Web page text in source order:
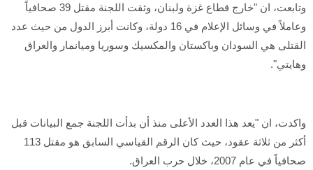
وتابعت، ان "خارج قطاع غزة ولبنان، وثقت اللجنة مقتل 39 صحافياً
وعاملاً في وسائل الإعلام في 16 دولة، وكانت أبرز الدول من حيث عدد
القتلى هي السودان وباكستان والمكسيك وسوريا وميانمار والعراق
وهايتي".
واكدت، ان "يعد هذا العدد الأعلى منذ أن بدأت اللجنة جمع البيانات قبل
أكثر من ثلاثة عقود، حيث كان الرقم القياسي السابق هو مقتل 113
صحافياً في عام 2007، خلال حرب العراق.